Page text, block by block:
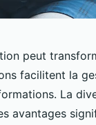
peut
facilitent la
La
avantages